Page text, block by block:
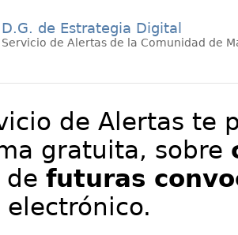
D.G. de Estrategia Digital
Servicio de Alertas de la Comunidad de
de Alertas te
gratuita, sobre
de futuras
electrónico.